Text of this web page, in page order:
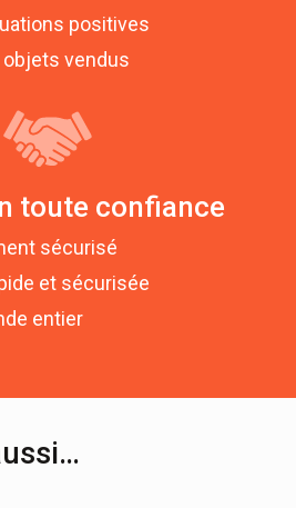
positives
objets vendus
toute confiance
sécurisé
et sécurisée
entier